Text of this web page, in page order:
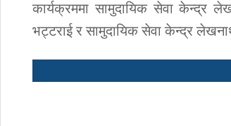
कार्यक्रममा सामुदायिक सेवा केन्द्र
भट्टराई र सामुदायिक सेवा केन्द्र